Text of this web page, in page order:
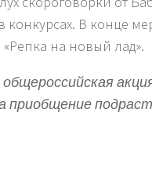
конкурсах. В конце
на новый лад».
приобщение